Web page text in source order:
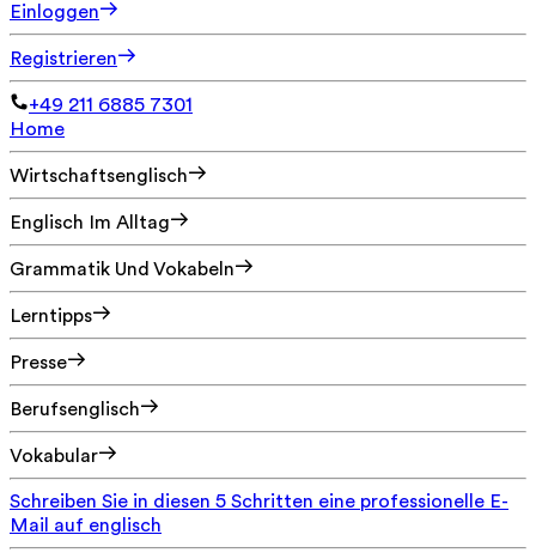
Einloggen
Registrieren
+49 211 6885 7301
Home
Wirtschaftsenglisch
Englisch Im Alltag
Grammatik Und Vokabeln
Lerntipps
Presse
Berufsenglisch
Vokabular
Schreiben Sie in diesen 5 Schritten eine professionelle E-
Mail auf englisch